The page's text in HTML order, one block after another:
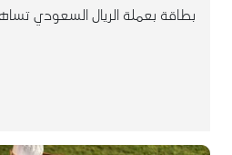
بطاقة بعملة الريال السعودي